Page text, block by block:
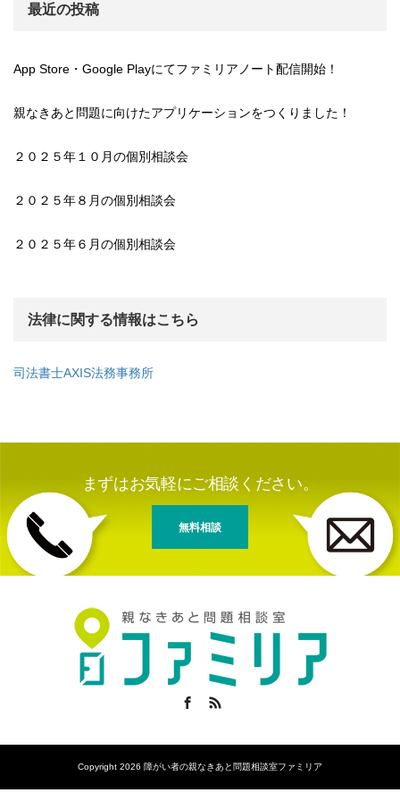
最近の投稿
App Store・Google Playにてファミリアノート配信開始！
親なきあと問題に向けたアプリケーションをつくりました！
２０２５年１０月の個別相談会
２０２５年８月の個別相談会
２０２５年６月の個別相談会
法律に関する情報はこちら
司法書士AXIS法務事務所
まずはお気軽にご相談ください。
無料相談
Facebook
Copyright 2026 障がい者の親なきあと問題相談室ファミリア